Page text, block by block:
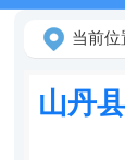
当前位
山丹